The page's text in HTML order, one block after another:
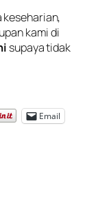
keseharian,
kami di
supaya tidak
Email